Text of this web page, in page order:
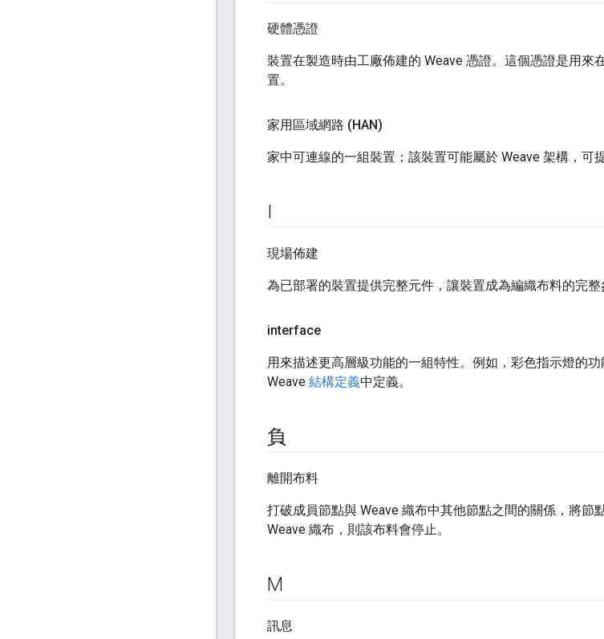
硬體憑證
裝置在製造時由工廠佈建的 Weave 憑證。這個憑證是用來
置。
家用區域網路 (HAN)
家中可連線的一組裝置；該裝置可能屬於 Weave 架構，可
I
現場佈建
為已部署的裝置提供完整元件，讓裝置成為編織布料的完整
interface
用來描述更高層級功能的一組特性。例如，彩色指示燈的
Weave 結構定義中定義。
負
離開布料
打破成員節點與 Weave 織布中其他節點之間的關係，將
Weave 織布，則該布料會停止。
M
訊息